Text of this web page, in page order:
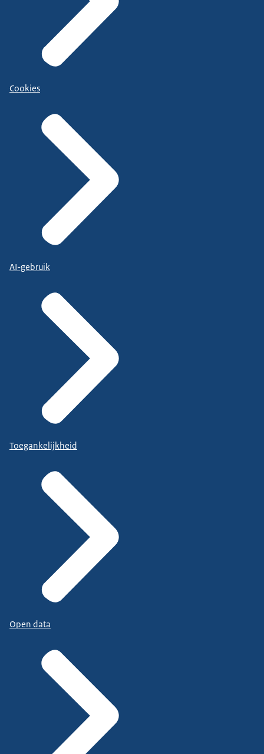
Cookies
AI-gebruik
Toegankelijkheid
Open data